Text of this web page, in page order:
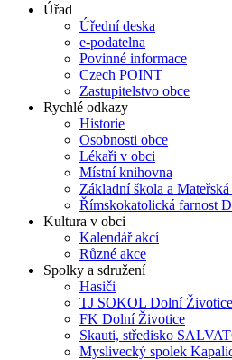
Úřad
Úřední deska
e-podatelna
Povinné informace
Czech POINT
Zastupitelstvo obce
Rychlé odkazy
Historie
Osobnosti obce
Lékaři v obci
Místní knihovna
Základní škola a
Římskokatolická farnost
Kultura v obci
Kalendář akcí
Různé akce
Spolky a sdružení
Hasiči
TJ SOKOL Dolní Životice
FK Dolní Životice
Skauti, středisko
Myslivecký spolek